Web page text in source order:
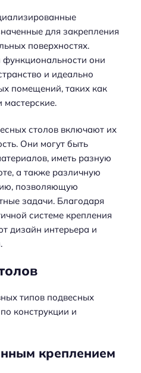
для закрепления
поверхностях.
они
и идеально
помещений, таких как
столов включают их
Они могут быть
иметь разную
а также различную
позволяющую
задачи. Благодаря
системе крепления
дизайн интерьера и
типов подвесных
конструкции и
креплением